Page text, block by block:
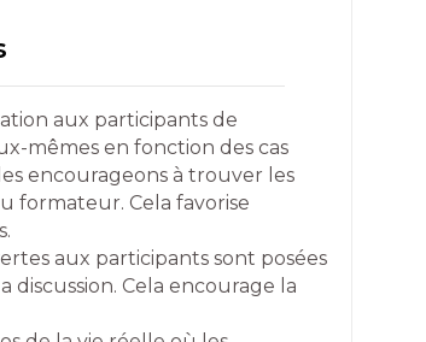
aux participants de
mêmes en fonction des cas
encourageons à trouver les
formateur. Cela favorise
aux participants sont posées
Cela encourage la